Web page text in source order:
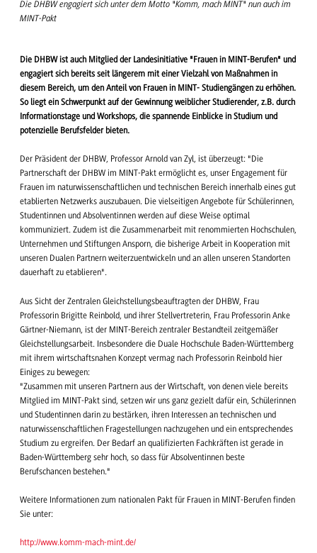
Die DHBW engagiert sich unter dem Motto "Komm, mach MINT" nun auch im
MINT-Pakt
Die DHBW ist auch Mitglied der Landesinitiative "Frauen in MINT-Berufen" und
engagiert sich bereits seit längerem mit einer Vielzahl von Maßnahmen in
diesem Bereich, um den Anteil von Frauen in MINT- Studiengängen zu erhöhen.
So liegt ein Schwerpunkt auf der Gewinnung weiblicher Studierender, z.B. durch
Informationstage und Workshops, die spannende Einblicke in Studium und
potenzielle Berufsfelder bieten.
Der Präsident der DHBW, Professor Arnold van Zyl, ist überzeugt: "Die
Partnerschaft der DHBW im MINT-Pakt ermöglicht es, unser Engagement für
Frauen im naturwissenschaftlichen und technischen Bereich innerhalb eines gut
etablierten Netzwerks auszubauen. Die vielseitigen Angebote für Schülerinnen,
Studentinnen und Absolventinnen werden auf diese Weise optimal
kommuniziert. Zudem ist die Zusammenarbeit mit renommierten Hochschulen,
Unternehmen und Stiftungen Ansporn, die bisherige Arbeit in Kooperation mit
unseren Dualen Partnern weiterzuentwickeln und an allen unseren Standorten
dauerhaft zu etablieren".
Aus Sicht der Zentralen Gleichstellungsbeauftragten der DHBW, Frau
Professorin Brigitte Reinbold, und ihrer Stellvertreterin, Frau Professorin Anke
Gärtner-Niemann, ist der MINT-Bereich zentraler Bestandteil zeitgemäßer
Gleichstellungsarbeit. Insbesondere die Duale Hochschule Baden-Württemberg
mit ihrem wirtschaftsnahen Konzept vermag nach Professorin Reinbold hier
Einiges zu bewegen:
"Zusammen mit unseren Partnern aus der Wirtschaft, von denen viele bereits
Mitglied im MINT-Pakt sind, setzen wir uns ganz gezielt dafür ein, Schülerinnen
und Studentinnen darin zu bestärken, ihren Interessen an technischen und
naturwissenschaftlichen Fragestellungen nachzugehen und ein entsprechendes
Studium zu ergreifen. Der Bedarf an qualifizierten Fachkräften ist gerade in
Baden-Württemberg sehr hoch, so dass für Absolventinnen beste
Berufschancen bestehen."
Weitere Informationen zum nationalen Pakt für Frauen in MINT-Berufen finden
Sie unter:
http://www.komm-mach-mint.de/